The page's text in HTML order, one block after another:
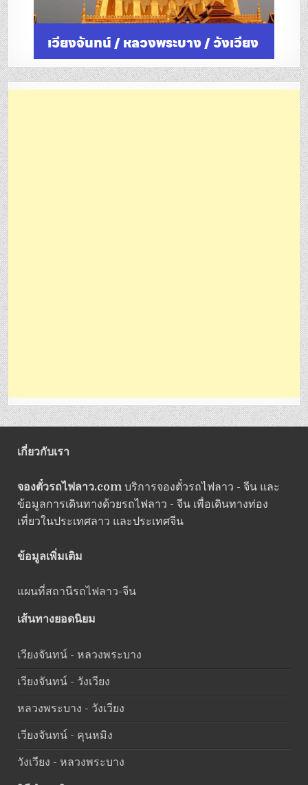
เกี่ยวกับเรา
จองตั๋วรถไฟลาว.com บริการจองตั๋วรถไฟลาว - จีน และ
ข้อมูลการเดินทางด้วยรถไฟลาว - จีน เพื่อเดินทางท่อง
เที่ยวในประเทศลาว และประเทศจีน
ข้อมูลเพิ่มเติม
แผนที่สถานีรถไฟลาว-จีน
เส้นทางยอดนิยม
เวียงจันทน์ - หลวงพระบาง
เวียงจันทน์ - วังเวียง
หลวงพระบาง - วังเวียง
เวียงจันทน์ - คุนหมิง
วังเวียง - หลวงพระบาง